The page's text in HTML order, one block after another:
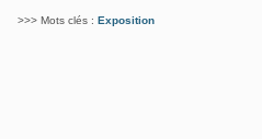
>>> Mots clés : Exposition